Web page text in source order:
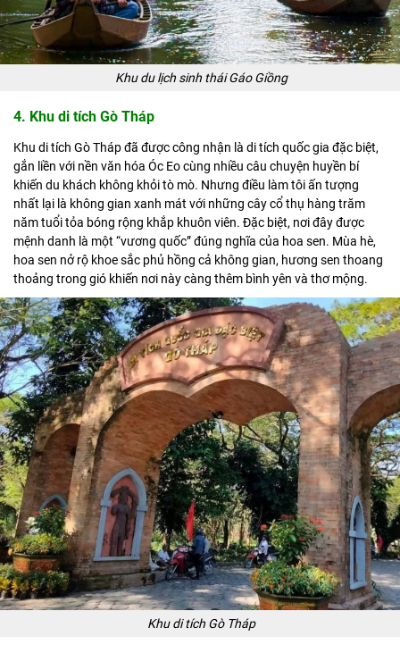
Khu du lịch sinh thái Gáo Giồng
4. Khu di tích Gò Tháp
Khu di tích Gò Tháp đã được công nhận là di tích quốc gia đặc biệt,
gắn liền với nền văn hóa Óc Eo cùng nhiều câu chuyện huyền bí
khiến du khách không khỏi tò mò. Nhưng điều làm tôi ấn tượng
nhất lại là không gian xanh mát với những cây cổ thụ hàng trăm
năm tuổi tỏa bóng rộng khắp khuôn viên. Đặc biệt, nơi đây được
mệnh danh là một “vương quốc” đúng nghĩa của hoa sen. Mùa hè,
hoa sen nở rộ khoe sắc phủ hồng cả không gian, hương sen thoang
thoảng trong gió khiến nơi này càng thêm bình yên và thơ mộng.
Khu di tích Gò Tháp